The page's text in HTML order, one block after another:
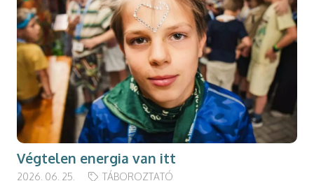
Végtelen energia van itt
2026. 06. 25. TÁBOROZTATÓ